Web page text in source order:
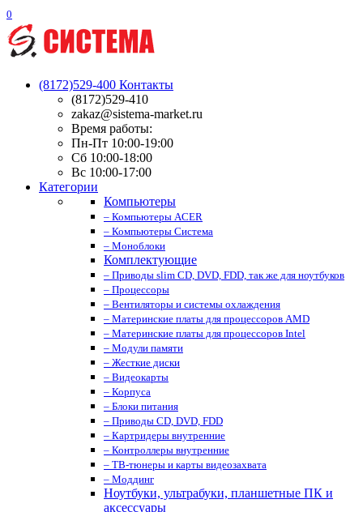
0
(8172)529-400 Контакты
(8172)529-410
zakaz@sistema-market.ru
Время работы:
Пн-Пт 10:00-19:00
Сб 10:00-18:00
Вс 10:00-17:00
Категории
Компьютеры
– Компьютеры ACER
– Компьютеры Система
– Моноблоки
Комплектующие
– Приводы slim CD, DVD, FDD, так же для ноутбуков
– Процессоры
– Вентиляторы и системы охлаждения
– Материнские платы для процессоров AMD
– Материнские платы для процессоров Intel
– Модули памяти
– Жесткие диски
– Видеокарты
– Корпуса
– Блоки питания
– Приводы CD, DVD, FDD
– Картридеры внутренние
– Контроллеры внутренние
– ТВ-тюнеры и карты видеозахвата
– Моддинг
Ноутбуки, ультрабуки, планшетные ПК и
аксессуары